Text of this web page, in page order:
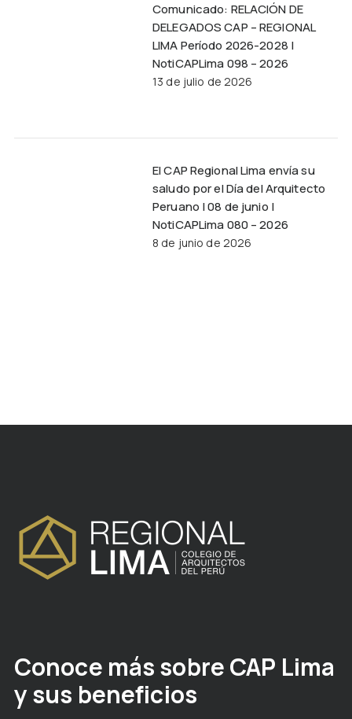
Comunicado: RELACIÓN DE
DELEGADOS CAP – REGIONAL
LIMA Período 2026-2028 |
NotiCAPLima 098 – 2026
13 de julio de 2026
El CAP Regional Lima envía su
saludo por el Día del Arquitecto
Peruano | 08 de junio |
NotiCAPLima 080 – 2026
8 de junio de 2026
Conoce más sobre CAP Lima
y sus beneficios